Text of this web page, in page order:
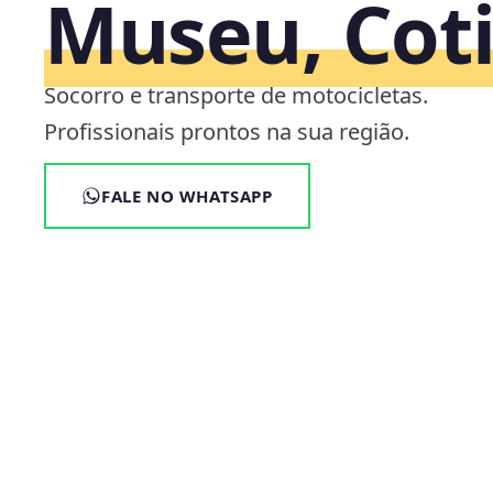
Museu,
Socorro e transporte de motocicletas.
Profissionais prontos na sua região.
FALE NO WHATSAPP